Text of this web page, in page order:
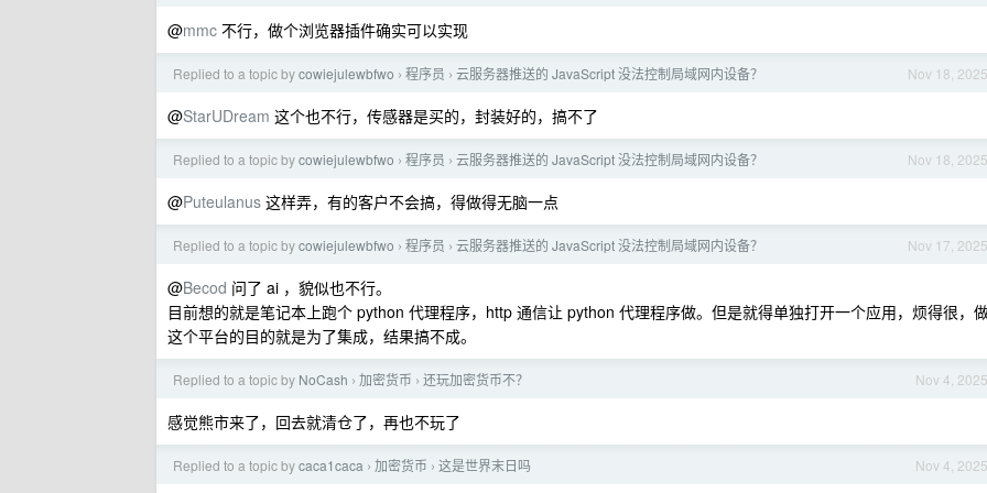
@mmc 不行，做个浏览器插件确实可以实现
Nov 18, 2025
Replied to a topic bycowiejulewbfwo › 程序员 › 云服务器推送的 JavaScript 没法控制局域网内设备？
@StarUDream 这个也不行，传感器是买的，封装好的，搞不了
Nov 18, 2025
Replied to a topic bycowiejulewbfwo › 程序员 › 云服务器推送的 JavaScript 没法控制局域网内设备？
@Puteulanus 这样弄，有的客户不会搞，得做得无脑一点
Nov 17, 2025
Replied to a topic bycowiejulewbfwo › 程序员 › 云服务器推送的 JavaScript 没法控制局域网内设备？
@Becod 问了 ai ，貌似也不行。
目前想的就是笔记本上跑个 python 代理程序，http 通信让 python 代理程序做。但是就得单独打开一个应用，烦得很，
这个平台的目的就是为了集成，结果搞不成。
Nov 4, 2025
Replied to a topic by NoCash › 加密货币 › 还玩加密货币不？
感觉熊市来了，回去就清仓了，再也不玩了
Nov 4, 2025
Replied to a topic bycaca1caca › 加密货币 › 这是世界末日吗